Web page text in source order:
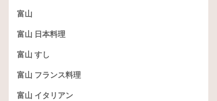
富山
富山 日本料理
富山 すし
富山 フランス料理
富山 イタリアン